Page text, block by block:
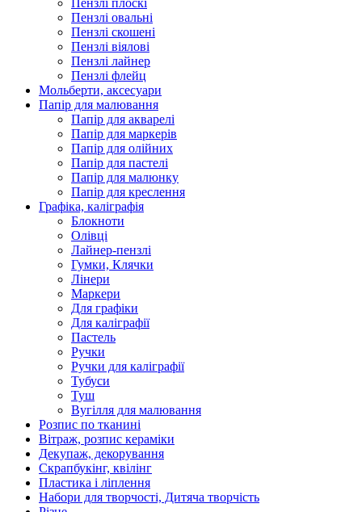
Пензлі плоскі
Пензлі овальні
Пензлі скошені
Пензлі віялові
Пензлі лайнер
Пензлі флейц
Мольберти, аксесуари
Папір для малювання
Папір для акварелі
Папір для маркерів
Папір для олійних
Папір для пастелі
Папір для малюнку
Папір для креслення
Графіка, каліграфія
Блокноти
Олівці
Лайнер-пензлі
Гумки, Клячки
Лінери
Маркери
Для графіки
Для каліграфії
Пастель
Ручки
Ручки для каліграфії
Тубуси
Туш
Вугілля для малювання
Розпис по тканині
Вітраж, розпис кераміки
Декупаж, декорування
Скрапбукінг, квілінг
Пластика і ліплення
Набори для творчості, Дитяча творчість